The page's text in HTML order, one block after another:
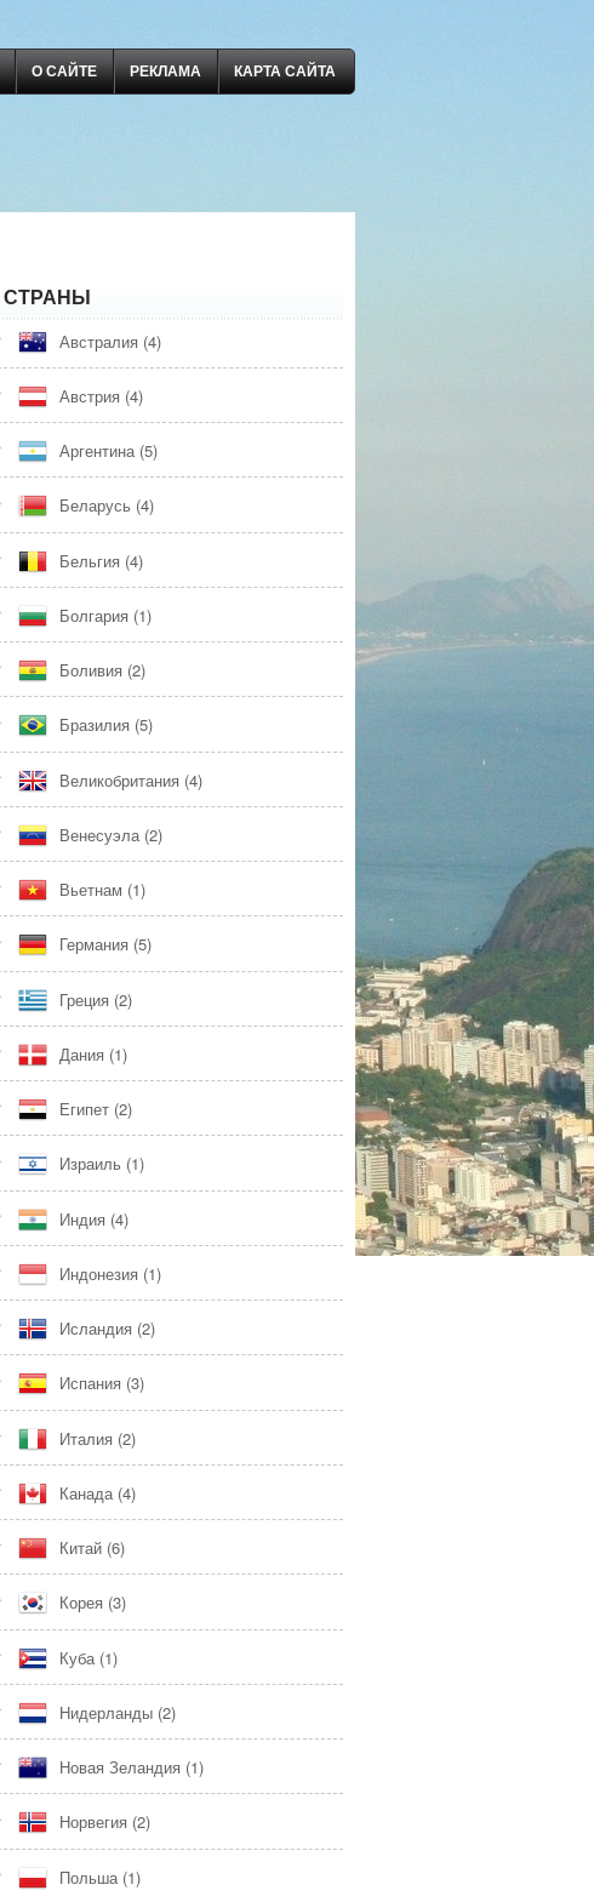
О САЙТЕ РЕКЛАМА КАРТА САЙТА
СТРАНЫ
Австралия (4)
Австрия (4)
Аргентина(5)
Беларусь (4)
Бельгия (4)
Болгария (1)
Боливия (2)
Бразилия (5)
Великобритания (4)
Венесуэла (2)
Вьетнам (1)
Германия (5)
Греция (2)
Дания (1)
Египет (2)
Израиль (1)
Индия (4)
Индонезия (1)
Исландия (2)
Испания (3)
Италия (2)
Канада (4)
Китай (6)
Корея (3)
Куба (1)
Нидерланды (2)
Новая Зеландия (1)
Норвегия (2)
Польша (1)